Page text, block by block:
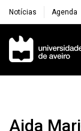
Notícias Agenda
Aida